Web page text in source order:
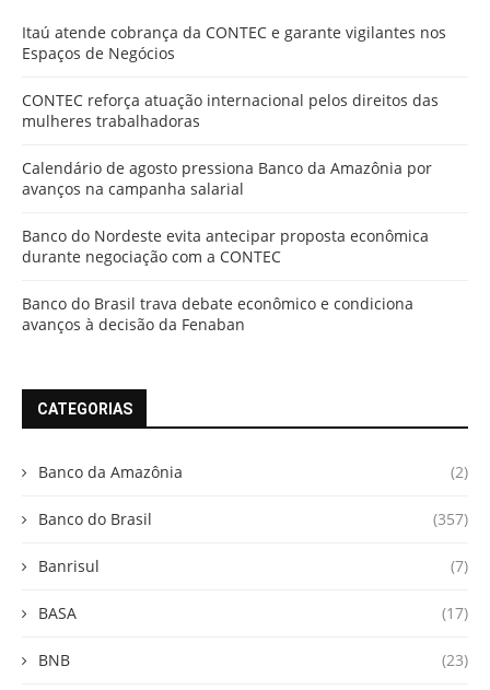
Itaú atende cobrança da CONTEC e garante vigilantes nos
Espaços de Negócios
CONTEC reforça atuação internacional pelos direitos das
mulheres trabalhadoras
Calendário de agosto pressiona Banco da Amazônia por
avanços na campanha salarial
Banco do Nordeste evita antecipar proposta econômica
durante negociação com a CONTEC
Banco do Brasil trava debate econômico e condiciona
avanços à decisão da Fenaban
CATEGORIAS
Banco da Amazônia (2)
Banco do Brasil (357)
Banrisul (7)
BASA (17)
BNB (23)